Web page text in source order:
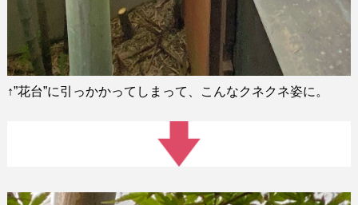
↑”花台”に引っかかってしまって、こんなクネクネ姿に。